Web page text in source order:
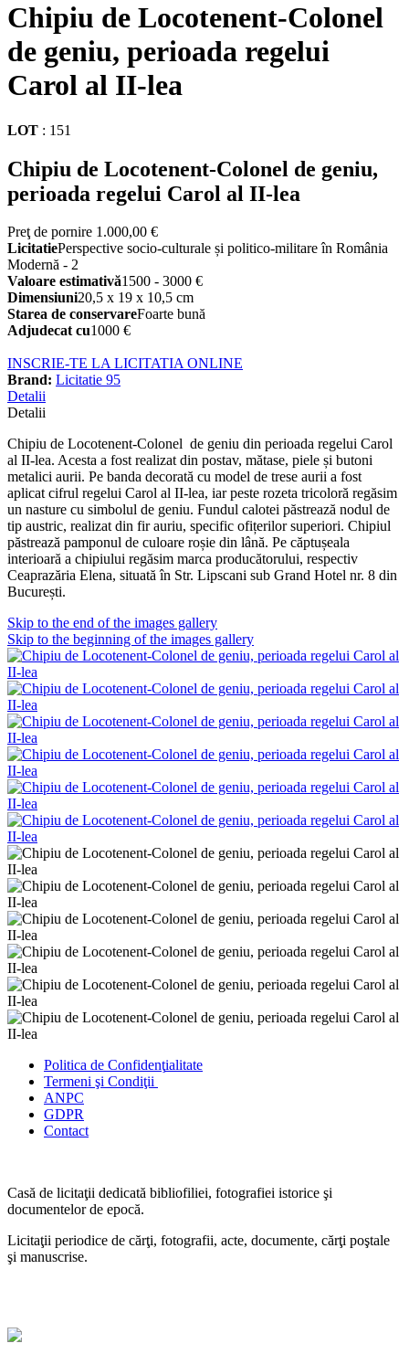
Chipiu de Locotenent-Colonel
de geniu, perioada regelui
Carol al II-lea
LOT : 151
Chipiu de Locotenent-Colonel de geniu,
perioada regelui Carol al II-lea
Preţ de pornire 1.000,00 €
LicitatiePerspective socio-culturale și politico-militare în România
Modernă - 2
Valoare estimativă1500 - 3000 €
Dimensiuni20,5 x 19 x 10,5 cm
Starea de conservareFoarte bună
Adjudecat cu1000 €
INSCRIE-TE LA LICITATIA ONLINE
Brand: Licitatie 95
Detalii
Detalii
Chipiu de Locotenent-Colonel de geniu din perioada regelui Carol
al II-lea. Acesta a fost realizat din postav, mătase, piele și butoni
metalici aurii. Pe banda decorată cu model de trese aurii a fost
aplicat cifrul regelui Carol al II-lea, iar peste rozeta tricoloră regăsim
un nasture cu simbolul de geniu. Fundul calotei păstrează nodul de
tip austric, realizat din fir auriu, specific ofițerilor superiori. Chipiul
păstrează pamponul de culoare roșie din lână. Pe căptușeala
interioară a chipiului regăsim marca producătorului, respectiv
Ceaprazăria Elena, situată în Str. Lipscani sub Grand Hotel nr. 8 din
București.
Skip to the end of the images gallery
Skip to the beginning of the images gallery
Politica de Confidenţialitate
Termeni şi Condiţii
ANPC
GDPR
Contact
Casă de licitaţii dedicată bibliofiliei, fotografiei istorice şi
documentelor de epocă.
Licitaţii periodice de cărţi, fotografii, acte, documente, cărţi poştale
şi manuscrise.